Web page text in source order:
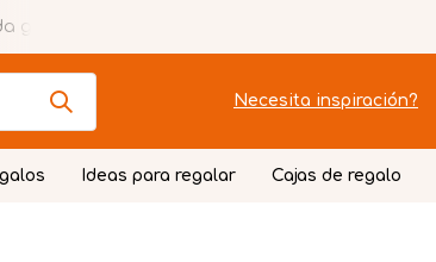
gratuita
Necesita inspiración?
Ideas para regalar Cajas de regalo